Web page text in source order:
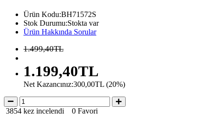
Ürün Kodu:BH71572S
Stok Durumu:Stokta var
Ürün Hakkında Sorular
1.499,40TL
1.199,40TL
Net Kazancınız:300,00TL (20%)
3854 kez incelendi 0 Favori